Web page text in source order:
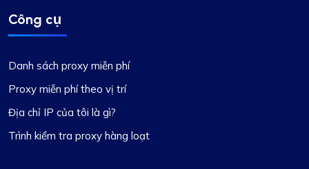
Công cụ
Danh sách proxy miễn phí
Proxy miễn phí theo vị trí
Địa chỉ IP của tôi là gì?
Trình kiểm tra proxy hàng loạt